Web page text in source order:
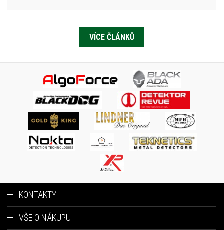
VÍCE ČLÁNKŮ
KONTAKTY
VŠE O NÁKUPU